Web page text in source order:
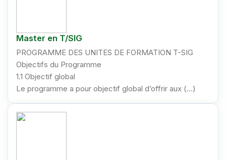
Master en T/SIG
PROGRAMME DES UNITES DE FORMATION T-SIG
Objectifs du Programme
1.1 Objectif global
Le programme a pour objectif global d’offrir aux (…)